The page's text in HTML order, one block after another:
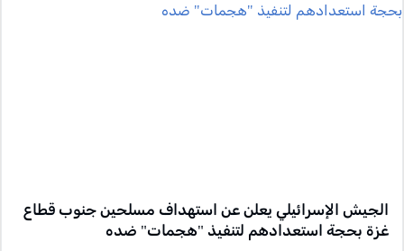
الجيش الإسرائيلي يعلن عن استهداف مسلحين جنوب قطاع
غزة بحجة استعدادهم لتنفيذ "هجمات" ضده